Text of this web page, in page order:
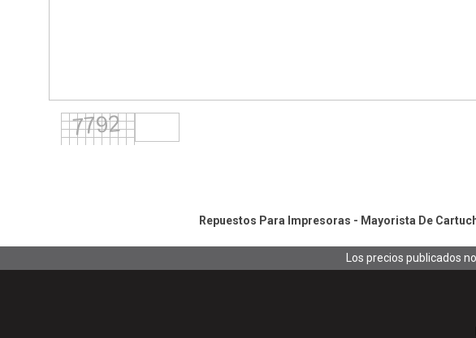
Repuestos Para Impresoras - Mayorista De
Los precios publicados